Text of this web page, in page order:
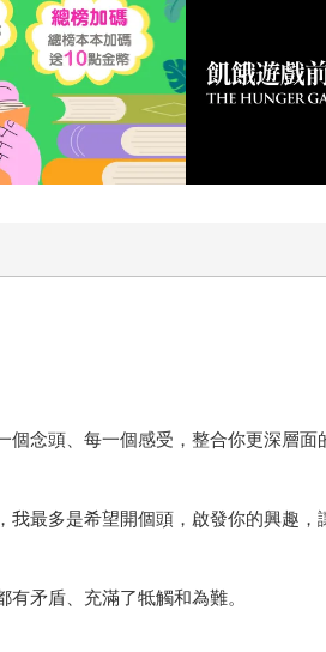
個念頭、每一個感受，整合你更深層面
最多是希望開個頭，啟發你的興趣，
矛盾、充滿了牴觸和為難。